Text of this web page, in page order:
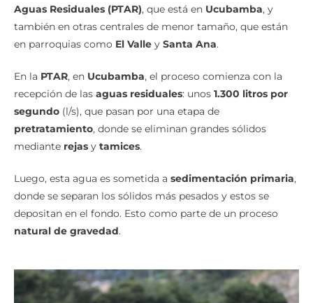
Aguas Residuales (PTAR), que está en Ucubamba, y
también en otras centrales de menor tamaño, que están
en parroquias como El Valle y Santa Ana.
En la PTAR, en Ucubamba, el proceso comienza con la
recepción de las aguas residuales: unos 1.300 litros por
segundo (l/s), que pasan por una etapa de
pretratamiento, donde se eliminan grandes sólidos
mediante rejas y tamices.
Luego, esta agua es sometida a sedimentación primaria,
donde se separan los sólidos más pesados y estos se
depositan en el fondo. Esto como parte de un proceso
natural de gravedad.